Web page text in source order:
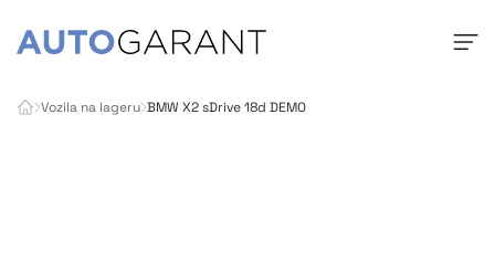
Vozila na lageru BMW X2 sDrive 18d DEMO